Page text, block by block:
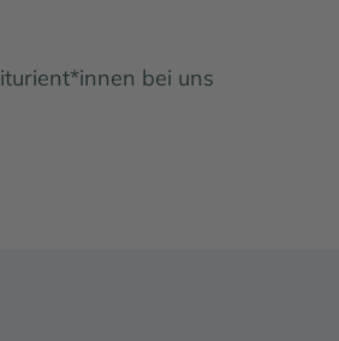
bei uns